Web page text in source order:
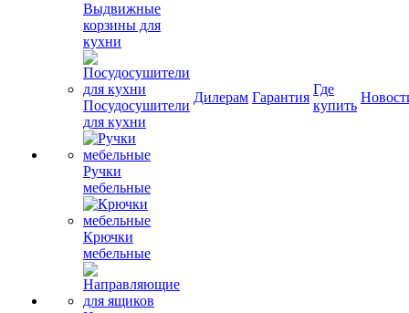
Выдвижные
корзины для
кухни
Посудосушители
для кухни
Ручки
мебельные
Крючки
мебельные
Дилерам Гарантия
Где
купить